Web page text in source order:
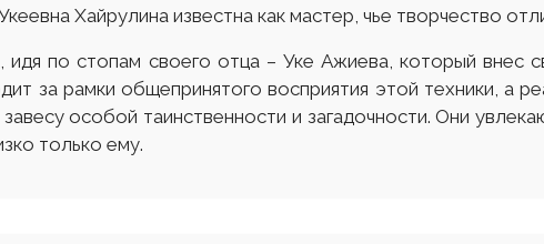
Хайрулина известна как мастер, чье творчество
идя по стопам своего отца – Уке Ажиева, который внес
за рамки общепринятого восприятия этой техники, а
особой таинственности и загадочности. Они
только ему.